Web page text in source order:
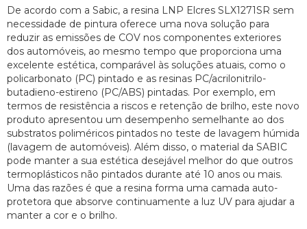
De acordo com a Sabic, a resina LNP Elcres SLX1271SR sem
necessidade de pintura oferece uma nova solução para
reduzir as emissões de COV nos componentes exteriores
dos automóveis, ao mesmo tempo que proporciona uma
excelente estética, comparável às soluções atuais, como o
policarbonato (PC) pintado e as resinas PC/acrilonitrilo-
butadieno-estireno (PC/ABS) pintadas. Por exemplo, em
termos de resistência a riscos e retenção de brilho, este novo
produto apresentou um desempenho semelhante ao dos
substratos poliméricos pintados no teste de lavagem húmida
(lavagem de automóveis). Além disso, o material da SABIC
pode manter a sua estética desejável melhor do que outros
termoplásticos não pintados durante até 10 anos ou mais.
Uma das razões é que a resina forma uma camada auto-
protetora que absorve continuamente a luz UV para ajudar a
manter a cor e o brilho.